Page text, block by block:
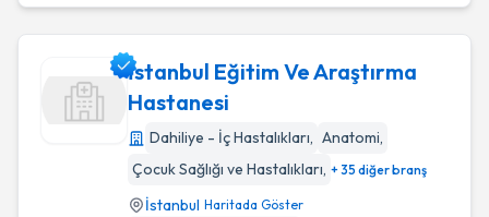
İstanbul Eğitim Ve Araştırma
Hastanesi
Dahiliye - İç Hastalıkları, Anatomi,
Çocuk Sağlığı ve Hastalıkları, + 35 diğer branş
İstanbul Haritada Göster